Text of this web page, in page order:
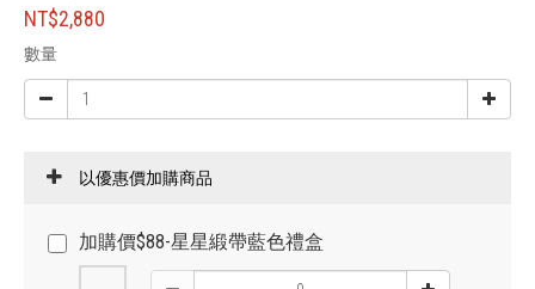
NT$2,880
數量
以優惠價加購商品
加購價$88-星星緞帶藍色禮盒